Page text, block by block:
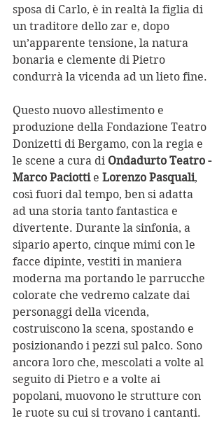
sposa di Carlo, è in realtà la figlia di
un traditore dello zar e, dopo
un’apparente tensione, la natura
bonaria e clemente di Pietro
condurrà la vicenda ad un lieto fine.
Questo nuovo allestimento e
produzione della Fondazione Teatro
Donizetti di Bergamo, con la regia e
le scene a cura di Ondadurto Teatro -
Marco Paciotti e Lorenzo Pasquali,
così fuori dal tempo, ben si adatta
ad una storia tanto fantastica e
divertente. Durante la sinfonia, a
sipario aperto, cinque mimi con le
facce dipinte, vestiti in maniera
moderna ma portando le parrucche
colorate che vedremo calzate dai
personaggi della vicenda,
costruiscono la scena, spostando e
posizionando i pezzi sul palco. Sono
ancora loro che, mescolati a volte al
seguito di Pietro e a volte ai
popolani, muovono le strutture con
le ruote su cui si trovano i cantanti.